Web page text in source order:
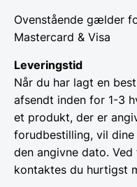
Ovenstående gælder
Mastercard & Visa
Leveringstid
Når du har lagt en
afsendt inden for 1-3
et produkt, der er
forudbestilling, vil
den angivne dato.
kontaktes du hurtigst